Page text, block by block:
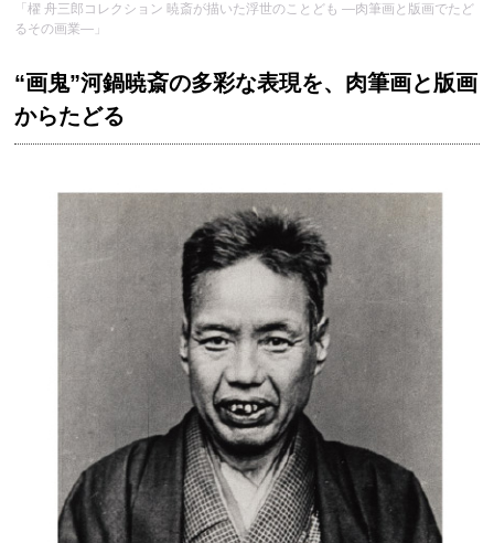
「櫂 舟三郎コレクション 暁斎が描いた浮世のことども ―肉筆画と版画でたど
るその画業―」
“画鬼”河鍋暁斎の多彩な表現を、肉筆画と版画
からたどる